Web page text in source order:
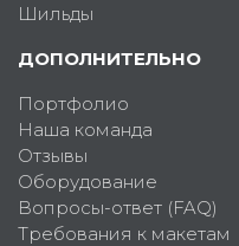
Шильды
ДОПОЛНИТЕЛЬНО
Портфолио
Наша команда
Отзывы
Оборудование
Вопросы-ответ (FAQ)
Требования к макетам